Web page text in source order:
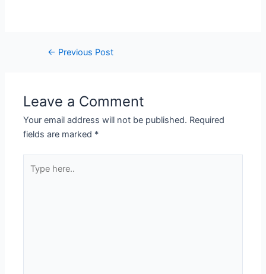
← Previous Post
Leave a Comment
Your email address will not be published. Required
fields are marked *
here..